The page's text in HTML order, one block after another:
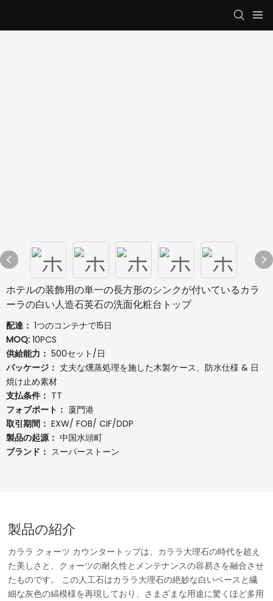
ホテルの装飾用の単一の長方形のシンクが付いているカラ
ーラの白い人造石英石の洗面化粧台トップ
配達： 1つのコンテナで15日
MOQ: 10PCS
供給能力： 500セット/日
パッケージ： 丈夫な燻蒸処理を施した木製ケース、防水仕様 & 日
焼け止め素材
支払条件： TT
フォブポート： 厦門港
取引期間： EXW/ FOB/ CIF/DDP
製品の起源： 中国水頭町
ブランド： スーパーストーン
製品の紹介
カララ クォーツ カウンタートップは、カララ大理石の時代を超え
た美しさと、クォーツの耐久性とメンテナンスの容易さを融合させ
たものです。 この人工石はカララ大理石の絶妙な白いベースと繊
細な灰色の縞模様を再現しており、さまざまな用途に驚くほど多用